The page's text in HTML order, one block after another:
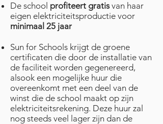
De school profiteert gratisvan haar
eigen elektriciteitsproductie voor
minimaal 25 jaar
Sun for Schools krijgt de groene
certificaten die door de installatie van
de faciliteit worden gegenereerd,
alsook een mogelijke huur die
overeenkomt met een deel van de
winst die de school maakt op zijn
elektriciteitsrekening. Deze huur zal
nog steeds veel lager zijn dan de